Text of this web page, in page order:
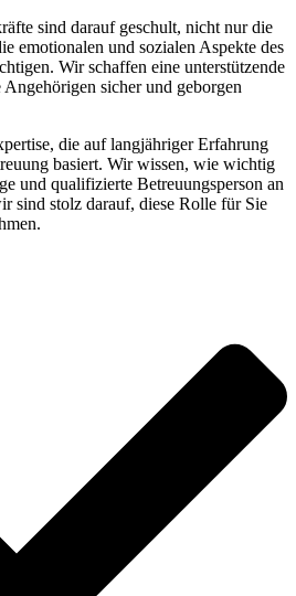
sind darauf geschult, nicht nur die
emotionalen und sozialen Aspekte des
Wir schaffen eine unterstützende
sicher und geborgen
die auf langjähriger Erfahrung
basiert. Wir wissen, wie wichtig
und qualifizierte Betreuungsperson an
sind stolz darauf, diese Rolle für Sie